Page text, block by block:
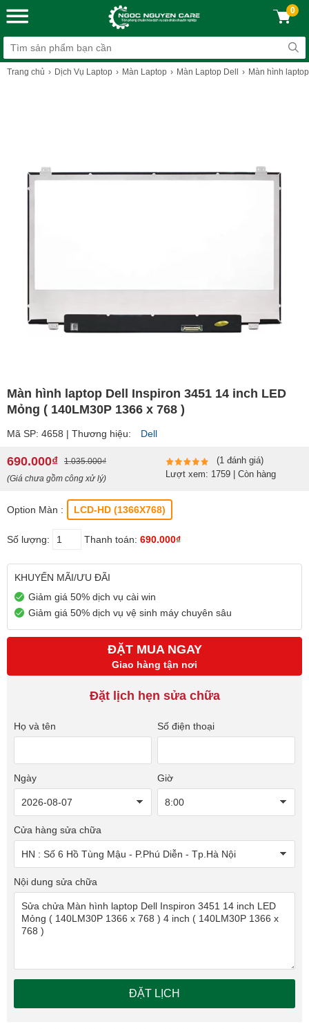
0
Trang chủ Dịch Vụ Laptop Màn Laptop Màn Laptop Dell Màn hình
Màn hình laptop Dell Inspiron 3451 14 inch LED
Mỏng ( 140LM30P 1366 x 768 )
Mã SP: 4658 | Thương hiệu: Dell
690.000₫
1.035.000₫
(Giá chưa gồm công xử lý)
(1 đánh giá)
Lượt xem: 1759 | Còn hàng
Option Màn : LCD-HD (1366X768)
Số lượng: Thanh toán: 690.000₫
KHUYẾN MÃI/ƯU ĐÃI
Giảm giá 50% dịch vụ cài win
Giảm giá 50% dịch vụ vệ sinh máy chuyên sâu
ĐẶT MUA NGAY
Giao hàng tận nơi
Đặt lịch hẹn sửa chữa
Họ và tên Số điện thoại
Ngày Giờ
Cửa hàng sửa chữa
Nội dung sửa chữa
ĐẶT LỊCH